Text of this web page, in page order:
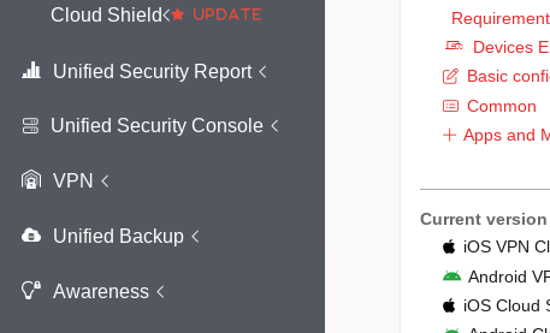
Cloud Shield
Unified Security Report
Unified Security Console
VPN
Unified Backup
Awareness
Devices
Basic
Common
Apps and
Current
iOS VPN
Android
iOS Cloud